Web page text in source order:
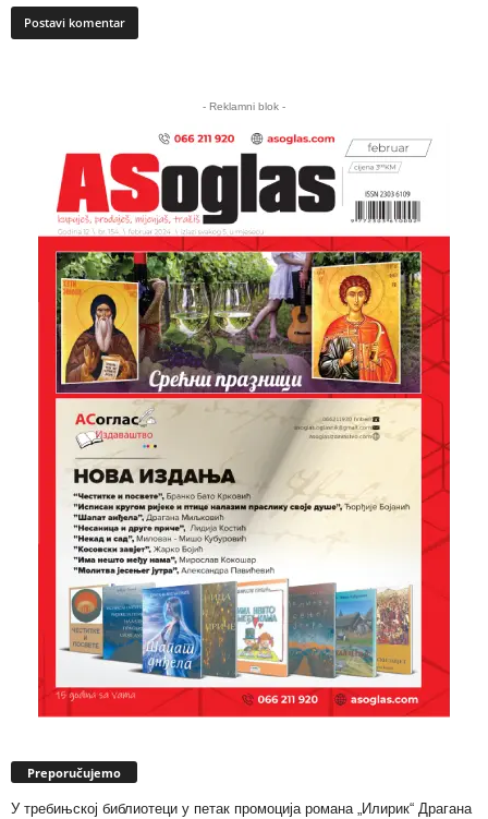
- Reklamni blok -
Preporučujemo
У требињској библиотеци у петак промоција романа „Илирик“ Драгана